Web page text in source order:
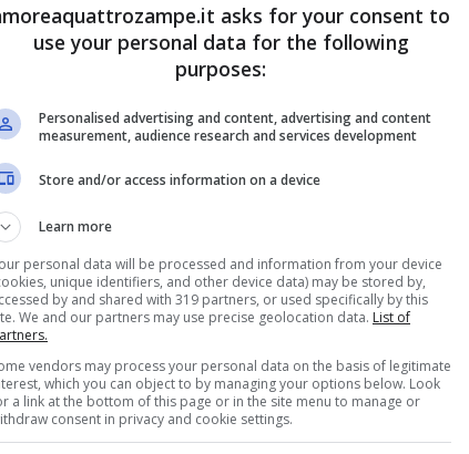
asks for your consent to
use your personal data for the following
purposes:
Personalised advertising and content, advertising and content
measurement, audience research and services development
Store and/or access information on a device
Learn more
personal data will be processed and information from your device
unique identifiers, and other device data) may be stored by,
by and shared with 319 partners, or used specifically by this
We and our partners may use precise geolocation data. List of
vendors may process your personal data on the basis of legitimate
which you can object to by managing your options below. Look
a link at the bottom of this page or in the site menu to manage or
consent in privacy and cookie settings.